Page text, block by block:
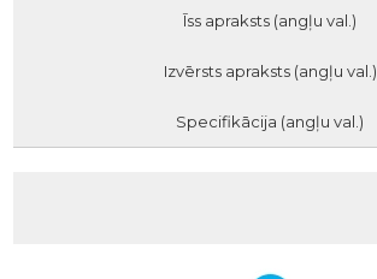
Īss apraksts (angļu val.)
Izvērsts apraksts (angļu val.)
Specifikācija (angļu val.)